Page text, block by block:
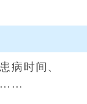
病时间、
……